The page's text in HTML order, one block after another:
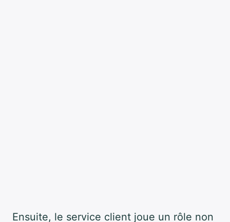
Ensuite, le service client joue un rôle non